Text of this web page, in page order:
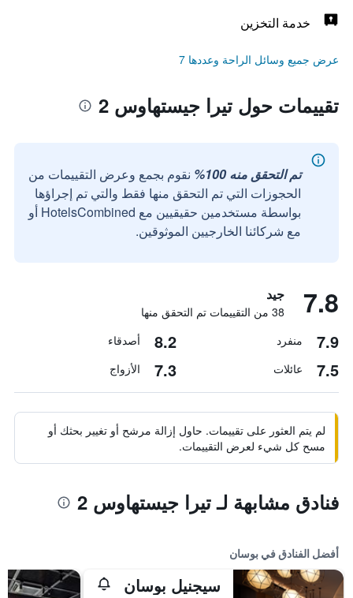
خدمة التخزين
عرض جميع وسائل الراحة وعددها 7
تقييمات حول تيرا جيستهاوس 2
تم التحقق منه 100%
نقوم بجمع وعرض التقييمات من
الحجوزات التي تم التحقق منها فقط والتي تم إجراؤها
بواسطة مستخدمين حقيقيين مع HotelsCombined أو
مع شركائنا الخارجيين الموثوقين.
7.8 جيد
38 من التقييمات تم التحقق منها
7.9 منفرد 8.2 أصدقاء
7.5 عائلات 7.3 الأزواج
لم يتم العثور على تقييمات. حاول إزالة مرشح أو تغيير بحثك أو
مسح كل شيء لعرض التقييمات.
فنادق مشابهة لـ تيرا جيستهاوس 2
أفضل الفنادق في بوسان
سيجنيل بوسان